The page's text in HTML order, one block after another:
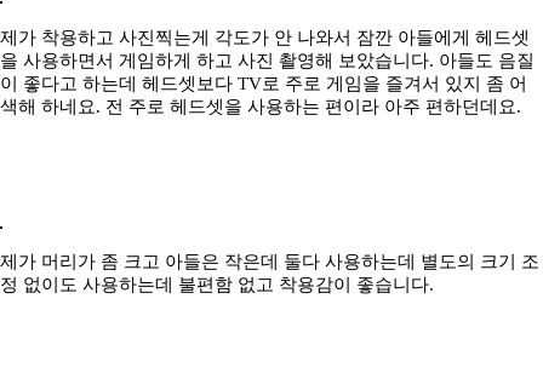
제가 착용하고 사진찍는게 각도가 안 나와서 잠깐 아들에게 헤드셋
을 사용하면서 게임하게 하고 사진 촬영해 보았습니다. 아들도 음질
이 좋다고 하는데 헤드셋보다 TV로 주로 게임을 즐겨서 있지 좀 어
색해 하네요. 전 주로 헤드셋을 사용하는 편이라 아주 편하던데요.
제가 머리가 좀 크고 아들은 작은데 둘다 사용하는데 별도의 크기 조
정 없이도 사용하는데 불편함 없고 착용감이 좋습니다.